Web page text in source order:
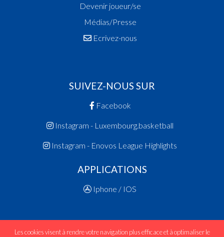
Devenir joueur/se
Médias/Presse
Ecrivez-nous
SUIVEZ-NOUS SUR
Facebook
Instagram - Luxembourg.basketball
Instagram - Enovos League Highlights
APPLICATIONS
Iphone / IOS
Les cookies visent à rendre votre navigation plus efficace et à optimaliser le